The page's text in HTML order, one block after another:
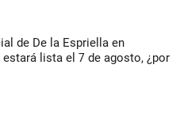
de De la Espriella en
lista el 7 de agosto, ¿por